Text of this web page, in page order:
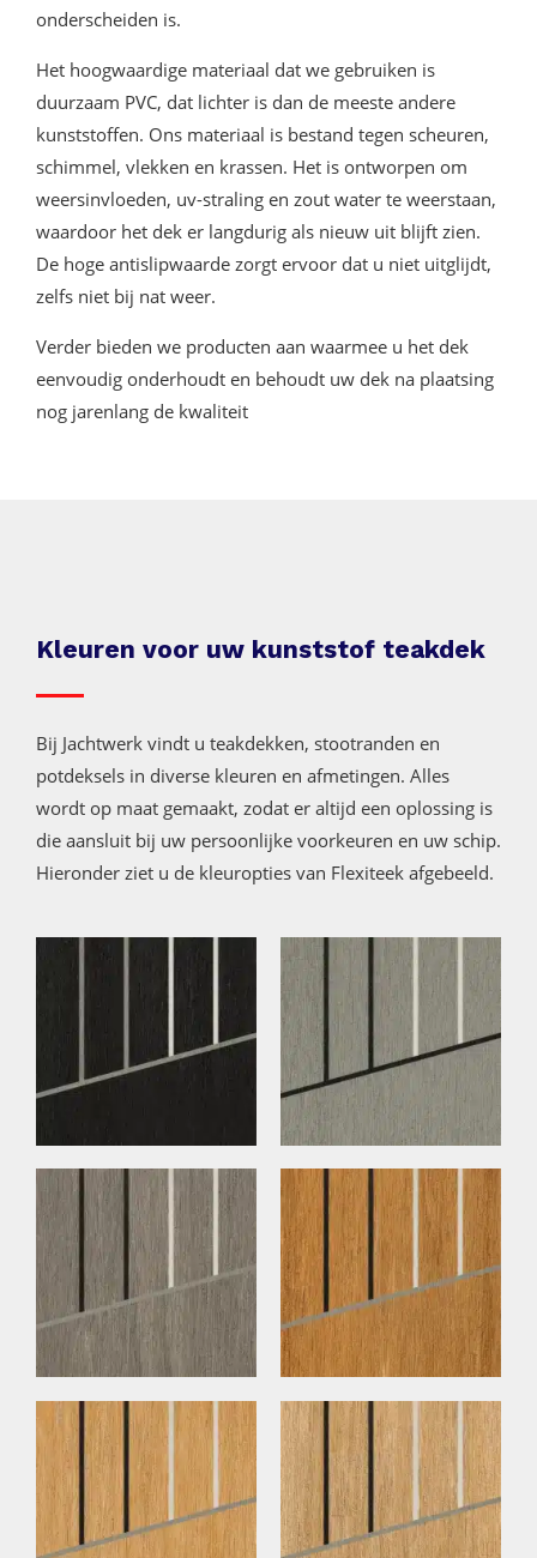
onderscheiden is.
Het hoogwaardige materiaal dat we gebruiken is
duurzaam PVC, dat lichter is dan de meeste andere
kunststoffen. Ons materiaal is bestand tegen scheuren,
schimmel, vlekken en krassen. Het is ontworpen om
weersinvloeden, uv-straling en zout water te weerstaan,
waardoor het dek er langdurig als nieuw uit blijft zien.
De hoge antislipwaarde zorgt ervoor dat u niet uitglijdt,
zelfs niet bij nat weer.
Verder bieden we producten aan waarmee u het dek
eenvoudig onderhoudt en behoudt uw dek na plaatsing
nog jarenlang de kwaliteit
Kleuren voor uw kunststof teakdek
Bij Jachtwerk vindt u teakdekken, stootranden en
potdeksels in diverse kleuren en afmetingen. Alles
wordt op maat gemaakt, zodat er altijd een oplossing is
die aansluit bij uw persoonlijke voorkeuren en uw schip.
Hieronder ziet u de kleuropties van Flexiteek afgebeeld.